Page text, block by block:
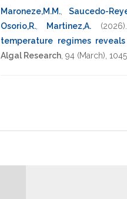
Maroneze,M.M. Saucedo-
Osorio,R.
Martinez,A. (2026)
temperature regimes
Algal Research 94 (March),